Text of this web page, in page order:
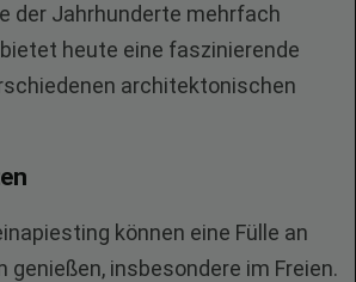
der Jahrhunderte mehrfach
heute eine faszinierende
architektonischen
können eine Fülle an
insbesondere im Freien.